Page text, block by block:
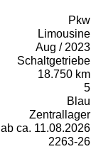
Pkw
Limousine
Aug / 2023
Schaltgetriebe
18.750 km
5
Blau
Zentrallager
ab ca. 11.08.2026
2263-26